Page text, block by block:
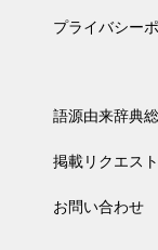
プライバシー
語源由来辞典
掲載リクエスト
お問い合わせ